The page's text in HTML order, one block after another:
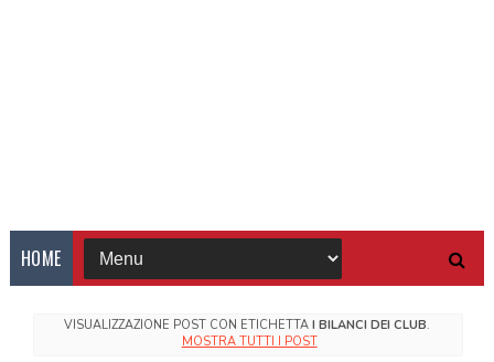
HOME
VISUALIZZAZIONE POST CON ETICHETTA I BILANCI DEI CLUB.
MOSTRA TUTTI I POST